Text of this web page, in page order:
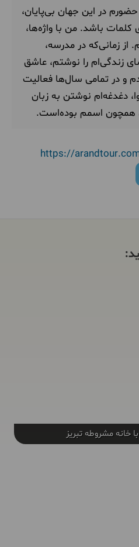
در این جهان بی‌پایان،
کلمات باشد. من با واژه‌ها،
از زمانی‌که در مدرسه،
زندگی‌ام را نوشتم، عاشق
و در تمامی سال‌ها فعالیت
دغدغه‌ام نوشتن به زبان
همچون اسمم بوده‌است.
https://
خانه مشروطه تبریز